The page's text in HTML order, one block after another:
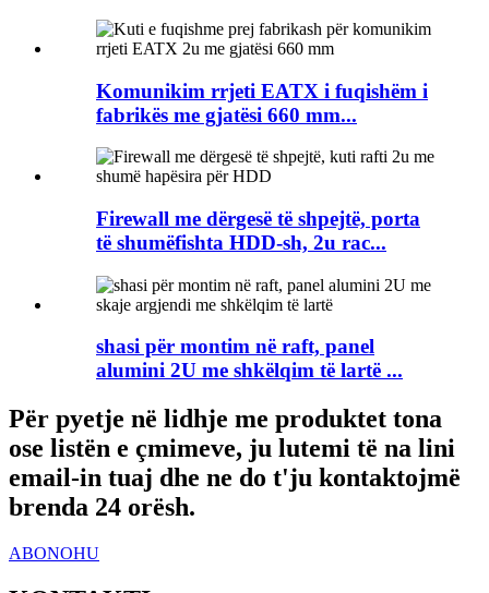
Komunikim rrjeti EATX i fuqishëm i
fabrikës me gjatësi 660 mm...
Firewall me dërgesë të shpejtë, porta
të shumëfishta HDD-sh, 2u rac...
shasi për montim në raft, panel
alumini 2U me shkëlqim të lartë ...
Për pyetje në lidhje me produktet tona
ose listën e çmimeve, ju lutemi të na lini
email-in tuaj dhe ne do t'ju kontaktojmë
brenda 24 orësh.
ABONOHU